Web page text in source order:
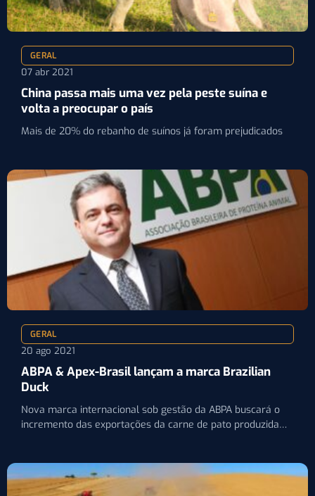
GERAL
07 abr 2021
China passa mais uma vez pela peste suína e
volta a preocupar o país
Mais de 20% do rebanho de suínos já foram prejudicados
GERAL
20 ago 2021
ABPA & Apex-Brasil lançam a marca Brazilian
Duck
Nova marca internacional sob gestão da ABPA buscará o
incremento das exportações da carne de pato produzida